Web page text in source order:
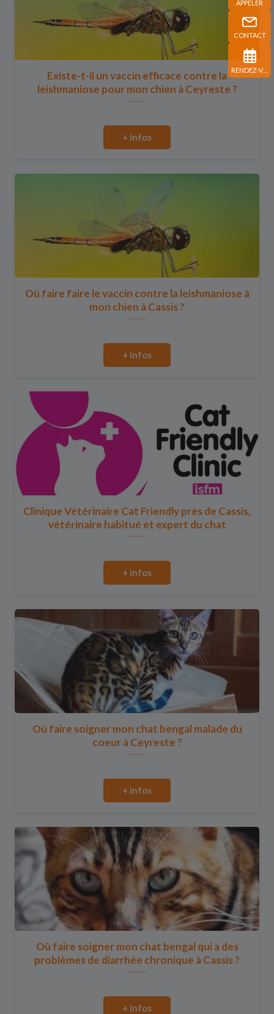
APPELER
CONTACT
RENDEZ-VOUS
Existe-t-il un vaccin efficace contre la
leishmaniose pour mon chien à Ceyreste ?
+ infos
Où faire faire le vaccin contre la leishmaniose à
mon chien à Cassis ?
+ infos
Clinique Vétérinaire Cat Friendly près de Cassis,
vétérinaire habitué et expert du chat
+ infos
Où faire soigner mon chat bengal malade du
coeur à Ceyreste ?
+ infos
Où faire soigner mon chat bengal qui a des
problèmes de diarrhée chronique à Cassis ?
+ infos